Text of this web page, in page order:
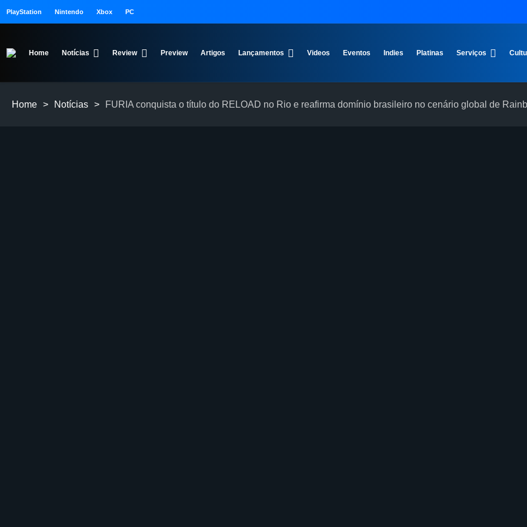
PlayStation Nintendo Xbox PC
Home Notícias Review Preview Artigos Lançamentos Videos Eventos Indies Platinas Serviços
Home > Notícias > FURIA conquista o título do RELOAD no Rio e reafirma domínio brasileiro no cenário global de